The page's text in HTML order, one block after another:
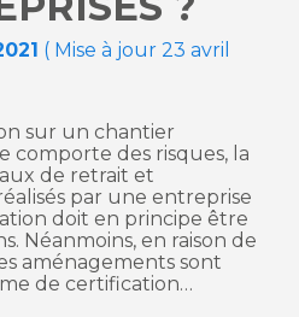
( Mise à jour 23 avril
sur un chantier
comporte des risques, la
de retrait et
par une entreprise
doit en principe être
Néanmoins, en raison de
aménagements sont
de certification…